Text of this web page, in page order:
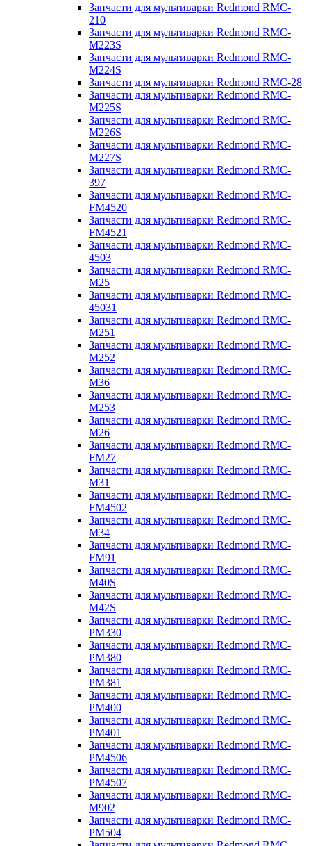
Запчасти для мультиварки Redmond RMC-
210
Запчасти для мультиварки Redmond RMC-
M223S
Запчасти для мультиварки Redmond RMC-
M224S
Запчасти для мультиварки Redmond RMC-28
Запчасти для мультиварки Redmond RMC-
M225S
Запчасти для мультиварки Redmond RMC-
M226S
Запчасти для мультиварки Redmond RMC-
M227S
Запчасти для мультиварки Redmond RMC-
397
Запчасти для мультиварки Redmond RMC-
FM4520
Запчасти для мультиварки Redmond RMC-
FM4521
Запчасти для мультиварки Redmond RMC-
4503
Запчасти для мультиварки Redmond RMC-
M25
Запчасти для мультиварки Redmond RMC-
45031
Запчасти для мультиварки Redmond RMC-
M251
Запчасти для мультиварки Redmond RMC-
M252
Запчасти для мультиварки Redmond RMC-
M36
Запчасти для мультиварки Redmond RMC-
M253
Запчасти для мультиварки Redmond RMC-
M26
Запчасти для мультиварки Redmond RMC-
FM27
Запчасти для мультиварки Redmond RMC-
M31
Запчасти для мультиварки Redmond RMC-
FM4502
Запчасти для мультиварки Redmond RMC-
M34
Запчасти для мультиварки Redmond RMC-
FM91
Запчасти для мультиварки Redmond RMC-
M40S
Запчасти для мультиварки Redmond RMC-
M42S
Запчасти для мультиварки Redmond RMC-
PM330
Запчасти для мультиварки Redmond RMC-
PM380
Запчасти для мультиварки Redmond RMC-
PM381
Запчасти для мультиварки Redmond RMC-
PM400
Запчасти для мультиварки Redmond RMC-
PM401
Запчасти для мультиварки Redmond RMC-
PM4506
Запчасти для мультиварки Redmond RMC-
PM4507
Запчасти для мультиварки Redmond RMC-
M902
Запчасти для мультиварки Redmond RMC-
PM504